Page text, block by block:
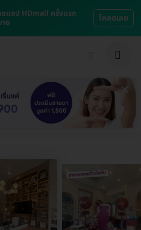
ดแอป HDmall ครั้งแรก
ย
โหลดเลย